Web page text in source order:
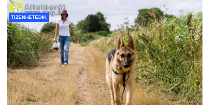
TIZENHETEDIK